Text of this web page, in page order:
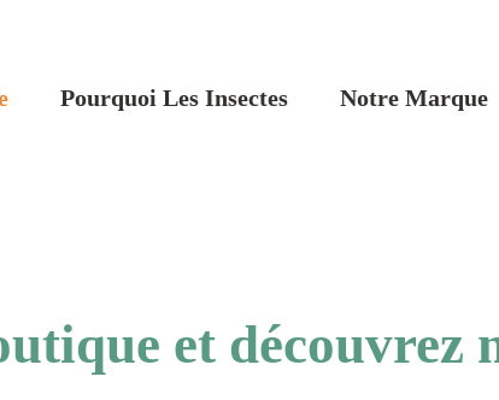
Pourquoi Les Insectes Notre Marque
et découvrez